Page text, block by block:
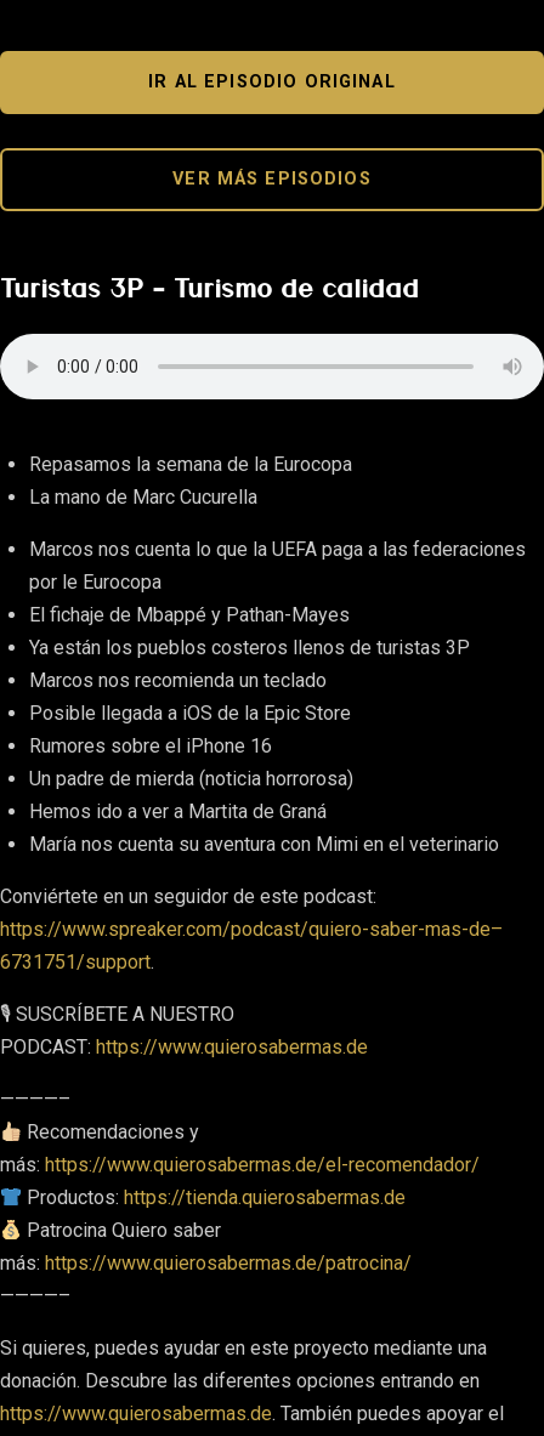
IR AL EPISODIO ORIGINAL
VER MÁS EPISODIOS
Turistas 3P – Turismo de calidad
Repasamos la semana de la Eurocopa
La mano de Marc Cucurella
Marcos nos cuenta lo que la UEFA paga a las federaciones
por le Eurocopa
El fichaje de Mbappé y Pathan-Mayes
Ya están los pueblos costeros llenos de turistas 3P
Marcos nos recomienda un teclado
Posible llegada a iOS de la Epic Store
Rumores sobre el iPhone 16
Un padre de mierda (noticia horrorosa)
Hemos ido a ver a Martita de Graná
María nos cuenta su aventura con Mimi en el veterinario
Conviértete en un seguidor de este podcast:
https://www.spreaker.com/podcast/quiero-saber-mas-de–
6731751/support.
🎙 SUSCRÍBETE A NUESTRO
PODCAST: https://www.quierosabermas.de
————–
Recomendaciones y
más: https://www.quierosabermas.de/el-recomendador/
Productos:https://tienda.quierosabermas.de
Patrocina Quiero saber
más: https://www.quierosabermas.de/patrocina/
————–
Si quieres, puedes ayudar en este proyecto mediante una
donación. Descubre las diferentes opciones entrando en
https://www.quierosabermas.de. También puedes apoyar el